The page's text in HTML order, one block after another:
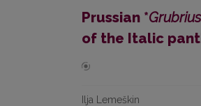
Prussian *Grubrius
of the Italic
Ilja Lemeškin